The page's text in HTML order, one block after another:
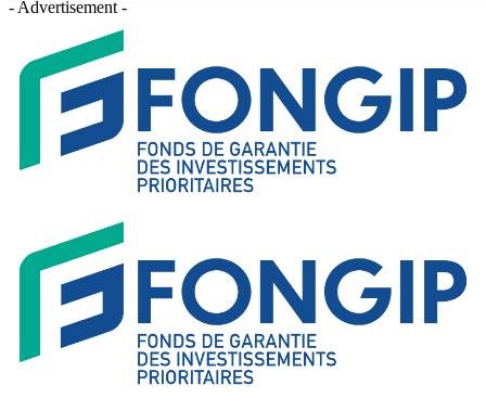
- Advertisement -